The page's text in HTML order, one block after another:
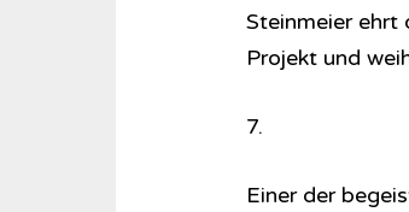
Steinmeier ehrt
Projekt und
7.
Einer der